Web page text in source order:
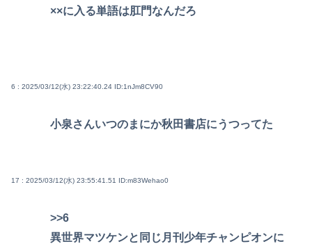
××に入る単語は肛門なんだろ
6 : 2025/03/12(水) 23:22:40.24 ID:1nJm8CV90
小泉さんいつのまにか秋田書店にうつってた
17 : 2025/03/12(水) 23:55:41.51 ID:m83Wehao0
>>6
異世界マツケンと同じ月刊少年チャンピオンに